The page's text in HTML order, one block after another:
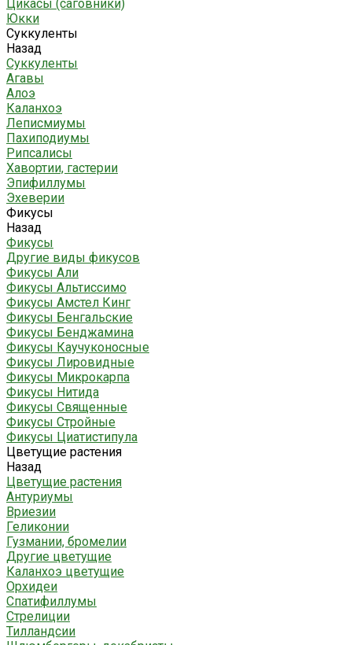
Цикасы (саговники)
Юкки
Суккуленты
Назад
Суккуленты
Агавы
Алоэ
Каланхоэ
Леписмиумы
Пахиподиумы
Рипсалисы
Хавортии, гастерии
Эпифиллумы
Эхеверии
Фикусы
Назад
Фикусы
Другие виды фикусов
Фикусы Али
Фикусы Альтиссимо
Фикусы Амстел Кинг
Фикусы Бенгальские
Фикусы Бенджамина
Фикусы Каучуконосные
Фикусы Лировидные
Фикусы Микрокарпа
Фикусы Нитида
Фикусы Священные
Фикусы Стройные
Фикусы Циатистипула
Цветущие растения
Назад
Цветущие растения
Антуриумы
Вриезии
Геликонии
Гузмании, бромелии
Другие цветущие
Каланхоэ цветущие
Орхидеи
Спатифиллумы
Стрелиции
Тилландсии